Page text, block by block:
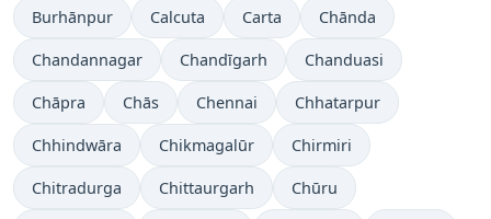
Burhānpur Calcuta Carta Chānda
Chandannagar Chandīgarh Chanduasi
Chāpra Chās Chennai Chhatarpur
Chhindwāra Chikmagalūr Chirmiri
Chitradurga Chittaurgarh Chūru